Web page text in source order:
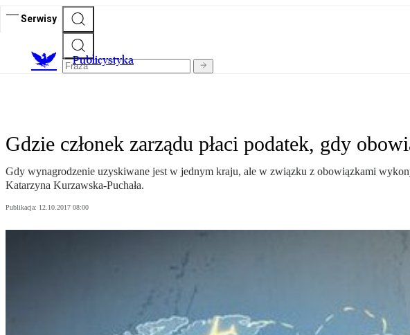
Serwisy
Publicystyka
Gdzie członek zarządu płaci podatek, gdy
Gdy wynagrodzenie uzyskiwane jest w jednym kraju, ale w związku z obowiązkami
Katarzyna Kurzawska-Puchała.
Publikacja: 12.10.2017 08:00